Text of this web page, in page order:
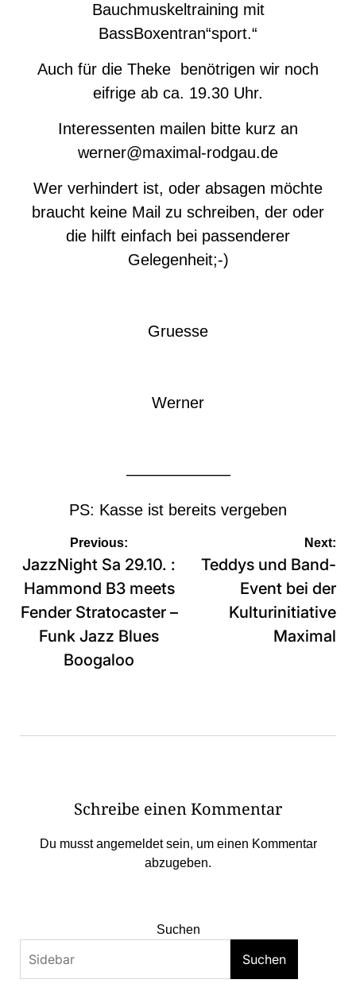
Bauchmuskeltraining mit
BassBoxentran“sport.“
Auch für die Theke benötrigen wir noch
eifrige ab ca. 19.30 Uhr.
Interessenten mailen bitte kurz an
werner@maximal-rodgau.de
Wer verhindert ist, oder absagen möchte
braucht keine Mail zu schreiben, der oder
die hilft einfach bei passenderer
Gelegenheit;-)
Gruesse
Werner
——————–
PS: Kasse ist bereits vergeben
Beitragsnavigation
Previous:
JazzNight Sa 29.10. :
Hammond B3 meets
Fender Stratocaster –
Funk Jazz Blues
Boogaloo
Next:
Teddys und Band-
Event bei der
Kulturinitiative
Maximal
Schreibe einen Kommentar
Du musstangemeldetsein, um einen Kommentar
abzugeben.
Suchen
Suchen